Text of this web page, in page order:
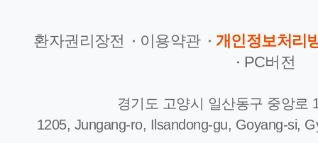
환자권리장전 이용약관
개인정보처리
PC버전
경기도 고양시 일산동구 중앙로
1205, Jungang-ro, Ilsandong-gu, Goyang-si,